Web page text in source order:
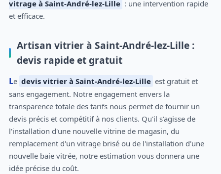
vitrage à Saint-André-lez-Lille : une intervention rapide
et efficace.
Artisan vitrier à Saint-André-lez-Lille :
devis rapide et gratuit
Le devis vitrier à Saint-André-lez-Lille est gratuit et
sans engagement. Notre engagement envers la
transparence totale des tarifs nous permet de fournir un
devis précis et compétitif à nos clients. Qu'il s'agisse de
l'installation d'une nouvelle vitrine de magasin, du
remplacement d'un vitrage brisé ou de l'installation d'une
nouvelle baie vitrée, notre estimation vous donnera une
idée précise du coût.